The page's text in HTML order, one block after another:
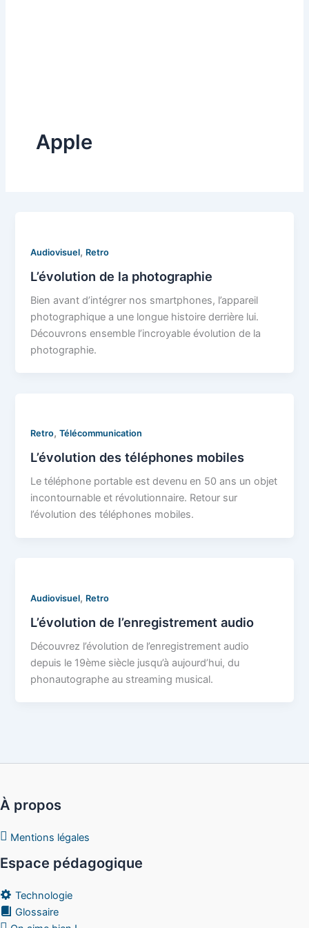
Apple
Audiovisuel, Retro
L’évolution de la photographie
Bien avant d’intégrer nos smartphones, l’appareil
photographique a une longue histoire derrière lui.
Découvrons ensemble l’incroyable évolution de la
photographie.
Retro,Télécommunication
L’évolution des téléphones mobiles
Le téléphone portable est devenu en 50 ans un objet
incontournable et révolutionnaire. Retour sur
l’évolution des téléphones mobiles.
Audiovisuel, Retro
L’évolution de l’enregistrement audio
Découvrez l’évolution de l’enregistrement audio
depuis le 19ème siècle jusqu’à aujourd’hui, du
phonautographe au streaming musical.
À propos
Mentions légales
Espace pédagogique
Technologie
Glossaire